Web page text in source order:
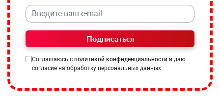
Подписаться
Соглашаюсь с политикой конфиденциальности и даю
согласие на обработку персональных данных